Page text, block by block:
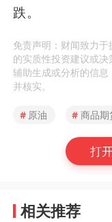
跌。
免责声明：财闻致力
的实质性投资建议或
辅助生成或分析的信
并核实。
# 原油 # 商品期
打
相关推荐